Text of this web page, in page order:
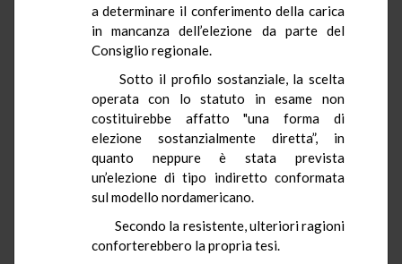
a determinare il conferimento della carica
in mancanza dell’elezione da parte del
Consiglio regionale.
Sotto il profilo sostanziale, la scelta
operata con lo statuto in esame non
costituirebbe affatto "una forma di
elezione sostanzialmente diretta”, in
quanto neppure è stata prevista
un’elezione di tipo indiretto conformata
sul modello nordamericano.
Secondo la resistente, ulteriori ragioni
conforterebbero la propria tesi.